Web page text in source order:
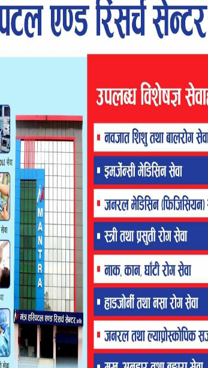
छौं” कार्यकारी प्रवन्ध निर्देशक भट्टले भने,
प्रवद्र्धनका लागि कार्य अगाडी बढाउँदै
र साना मझौला घरेलु उद्योग, व्यापार
गर्दै आएको छ । सौर्य उर्जा, गोवरग्याँस
रहेको छ ।
कमी ल्याउनका लागि नविकरणीय उर्जा
व्यवस्था, खाना बनाउने कार्य संगै खेतबारीमा
उपचार केन्द्र समेत दुई वर्ष अघि देखि